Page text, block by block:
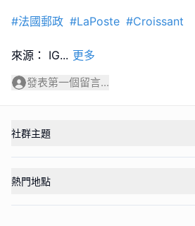
#法國郵政 #LaPoste #Croissant
來源： IG... 更多
發表第一個留言...
社群主題
熱門地點